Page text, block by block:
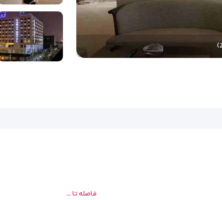
یکی از گزینه‌های محبوب و خوش‌نام برای اقامت در مشهد،هتل بزرگ جهان
از امکانات رفاهی متنوع و دسترسی آسان به حرم مطهر امام رضا (ع) را
داشته باشد و هم از لحاظ قیمت، اقتصادی و مقرون‌به‌صرفه باشد،هتل
فاصله تا ...